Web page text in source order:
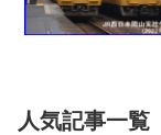
人気記事一覧